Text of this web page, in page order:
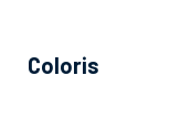
coloris